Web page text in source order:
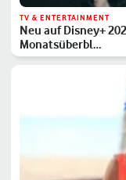
TV & ENTERTAINMENT
Neu auf Disney+
Monatsüberbl…